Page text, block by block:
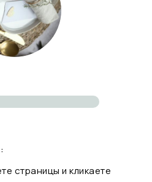
страницы и кликаете